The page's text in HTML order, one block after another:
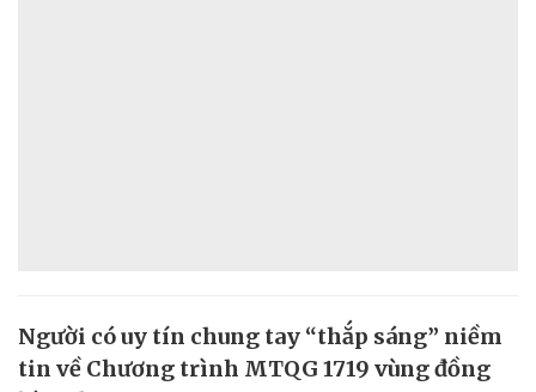
Người có uy tín chung tay “thắp sáng” niềm
tin về Chương trình MTQG 1719 vùng đồng